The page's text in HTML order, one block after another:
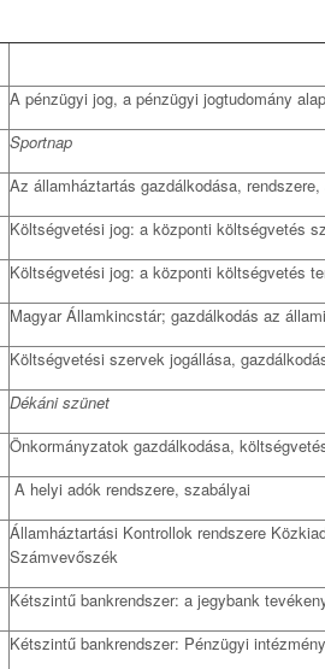
A pénzügyi jog, a pénzügyi jogtudomány
Sportnap
Az államháztartás gazdálkodása,
Költségvetési jog: a központi költségvetés
Költségvetési jog: a központi költségvetés
Magyar Államkincstár; gazdálkodás az
Költségvetési szervek jogállása,
Dékáni szünet
Önkormányzatok gazdálkodása,
A helyi adók rendszere, szabályai
Államháztartási Kontrollok rendszere
Számvevőszék
Kétszintű bankrendszer: a jegybank
Kétszintű bankrendszer: Pénzügyi